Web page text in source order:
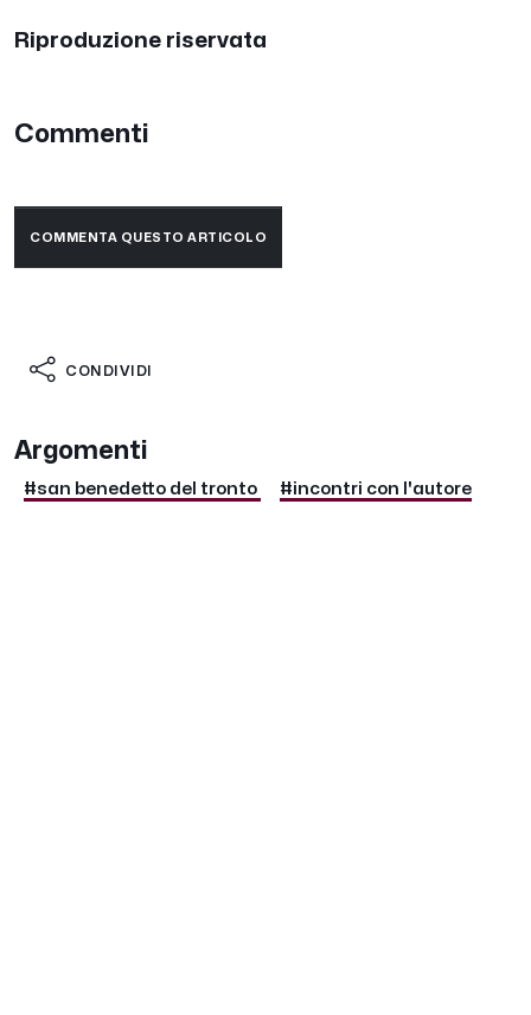
Riproduzione riservata
Commenti
COMMENTA QUESTO ARTICOLO
CONDIVIDI
Argomenti
#san benedetto del tronto #incontri con l'autore